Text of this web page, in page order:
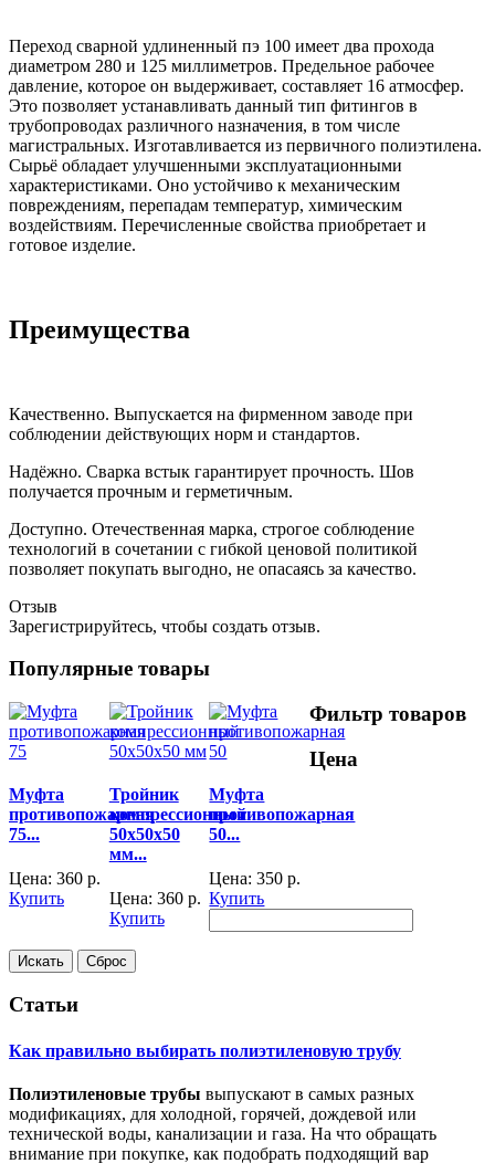
Переход сварной удлиненный пэ 100 имеет два прохода
диаметром 280 и 125 миллиметров. Предельное рабочее
давление, которое он выдерживает, составляет 16 атмосфер.
Это позволяет устанавливать данный тип фитингов в
трубопроводах различного назначения, в том числе
магистральных. Изготавливается из первичного полиэтилена.
Сырьё обладает улучшенными эксплуатационными
характеристиками. Оно устойчиво к механическим
повреждениям, перепадам температур, химическим
воздействиям. Перечисленные свойства приобретает и
готовое изделие.
Преимущества
Качественно. Выпускается на фирменном заводе при
соблюдении действующих норм и стандартов.
Надёжно. Сварка встык гарантирует прочность. Шов
получается прочным и герметичным.
Доступно. Отечественная марка, строгое соблюдение
технологий в сочетании с гибкой ценовой политикой
позволяет покупать выгодно, не опасаясь за качество.
Отзыв
Зарегистрируйтесь, чтобы создать отзыв.
Популярные товары
Муфта
противопожарная
75...
Цена: 360 р.
Купить
Тройник
компрессионный
50x50x50
мм...
Цена: 360 р.
Купить
Муфта
противопожарная
50...
Цена: 350р.
Купить
Фильтр товаров
Цена
Статьи
Как правильно выбирать полиэтиленовую трубу
Полиэтиленовые трубы выпускают в самых разных
модификациях, для холодной, горячей, дождевой или
технической воды, канализации и газа. На что обращать
внимание при покупке, как подобрать подходящий вар